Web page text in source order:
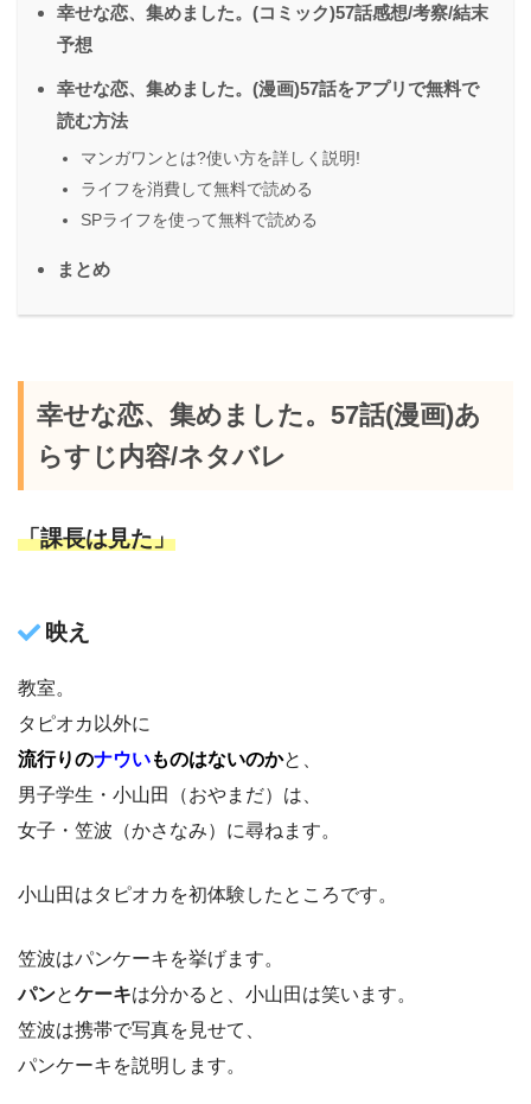
幸せな恋、集めました。(コミック)57話感想/考察/結末
予想
幸せな恋、集めました。(漫画)57話をアプリで無料で
読む方法
マンガワンとは?使い方を詳しく説明!
ライフを消費して無料で読める
SPライフを使って無料で読める
まとめ
幸せな恋、集めました。57話(漫画)あ
らすじ内容/ネタバレ
「課長は見た」
映え
教室。
タピオカ以外に
流行りのナウいものはないのかと、
男子学生・小山田（おやまだ）は、
女子・笠波（かさなみ）に尋ねます。
小山田はタピオカを初体験したところです。
笠波はパンケーキを挙げます。
パンとケーキは分かると、小山田は笑います。
笠波は携帯で写真を見せて、
パンケーキを説明します。